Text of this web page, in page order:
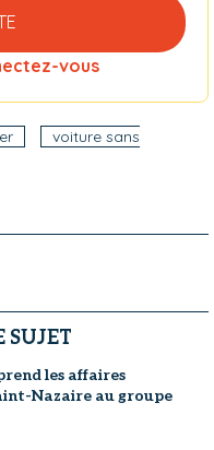
vous
voiture sans
SUJET
les affaires
Nazaire au groupe